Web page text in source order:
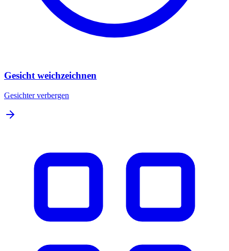
Gesicht weichzeichnen
Gesichter verbergen